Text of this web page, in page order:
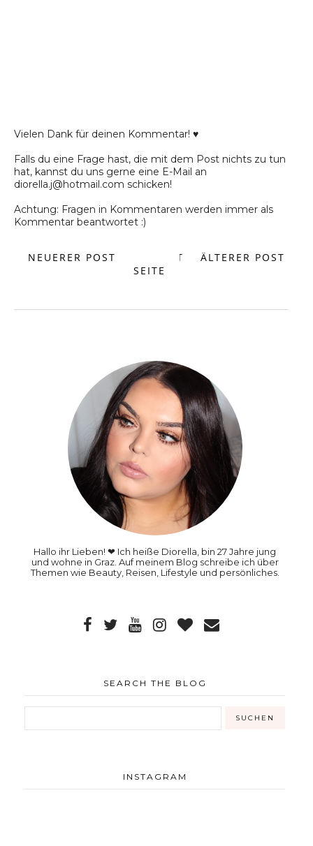
Vielen Dank für deinen Kommentar! ♥
Falls du eine Frage hast, die mit dem Post nichts zu tun
hat, kannst du uns gerne eine E-Mail an
diorella.j@hotmail.com schicken!
Achtung: Fragen in Kommentaren werden immer als
Kommentar beantwortet :)
NEUERER POST ÄLTERER POST
START
SEITE
Hallo ihr Lieben! ❤ Ich heiße Diorella, bin 27 Jahre jung
und wohne in Graz. Auf meinem Blog schreibe ich über
Themen wie Beauty, Reisen, Lifestyle und persönliches.
SEARCH THE BLOG
INSTAGRAM